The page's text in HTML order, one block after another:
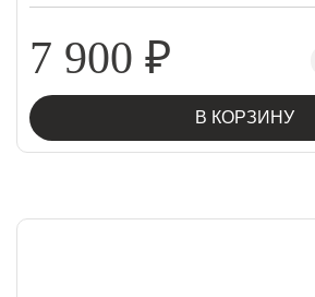
7 900 ₽
В КОРЗИНУ